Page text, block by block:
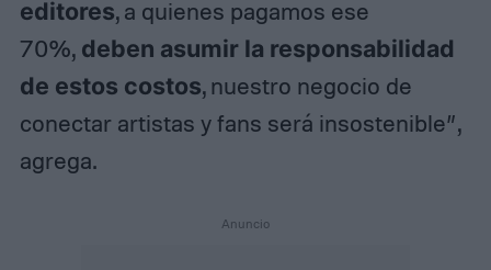
editores, a quienes pagamos ese
70%,deben asumir la responsabilidad
de estos costos, nuestro negocio de
conectar artistas y fans será insostenible”,
agrega.